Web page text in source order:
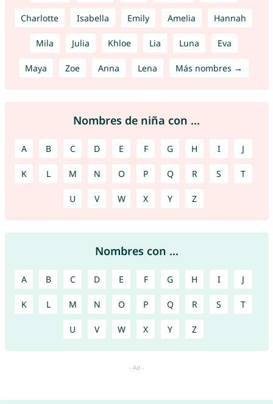
Charlotte Isabella Emily Amelia Hannah
Mila Julia Khloe Lia Luna Eva
Maya Zoe Anna Lena Más nombres →
Nombres de niña con ...
A B C D E F G H I J
K L M N O P Q R S T
U V W X Y Z
Nombres con ...
A B C D E F G H I J
K L M N O P Q R S T
U V W X Y Z